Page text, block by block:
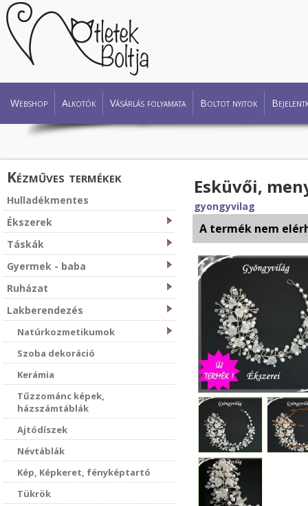
Webshop Alkotók Vásárlás folyamata Boltot nyitok
Kézműves termékek
Hulladékmentes
Ékszerek
Táskák
Gyermek - baba
Ruházat
Lakberendezés
Natúrkozmetikumok
Szoba dekoráció
Kerámia
Tűzzománc képek,
házszámtáblák
Ajtódíszek
Névtáblák
Kép, Képkeret, fényképtartó
Tükrök
Esküvői,
gyongyvilag
A termék nem